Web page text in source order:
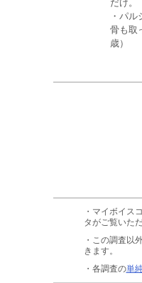
だけ。
・パ
骨も取
歳）
・マイボイス
タがご覧いた
・この調査以
きます。
・各調査の単